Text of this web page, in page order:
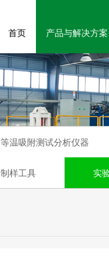
首页 产品与解决方案
等温吸附测试分析仪器
制样工具 实